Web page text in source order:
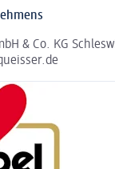
& Co. KG